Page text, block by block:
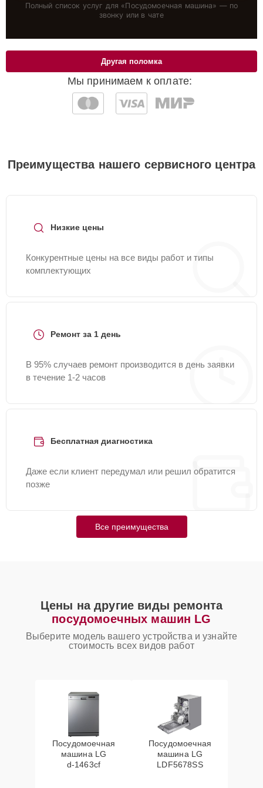
Полный список услуг для «Посудомоечная машина» — по
звонку или в чате
Мы принимаем к оплате:
Другая поломка
Преимущества нашего сервисного центра
Низкие цены
Конкурентные цены на все виды работ и типы
комплектующих
Ремонт за 1 день
В 95% случаев ремонт производится в день заявки
в течение 1-2 часов
Бесплатная диагностика
Даже если клиент передумал или решил обратится
позже
Все преимущества
Цены на другие виды ремонта
посудомоечных машин LG
Выберите модель вашего устройства и узнайте
стоимость всех видов работ
Посудомоечная
машина LG
d‑1463cf
Посудомоечная
машина LG
LDF5678SS